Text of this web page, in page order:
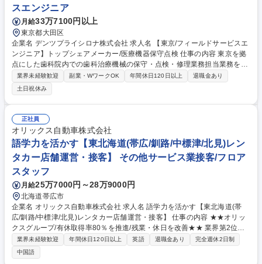
スエンジニア
月給33万7100円以上
東京都大田区
企業名 デンツプライシロナ株式会社 求人名 【東京/フィールドサービスエ
ンジニア】トップシェアメーカー/医療機器保守点検 仕事の内容 東京を拠
点にした歯科院内での歯科治療機械の保守・点検・修理業務担当業務をご
担当いただきます。エリアとしては東京を中心とした関東地域全域のお客
様をお任せいたします。 【具体的な業務内容】 ■フィールドサポート業
務、装置の点検、修理対応 ■お客様への説明、見積提示、価格交渉 ・取扱
製品：当社取り扱い歯科用機器（CAD/CAM/CT装置他） 上記製品以外、
院内LAN機器類・システムのネットワークにある他社製品との接続 ※備考
へ続く 募集職種 【東京/フィールドサービスエンジニア】トップシェアメ
ーカー/医療機器保守点検
業界未経験歓迎 副業・WワークOK 年間休日120日以上
退職金あり
土日祝休み
正社員
オリックス自動車株式会社
語学力を活かす【東北海道(帯広/釧路/中標津/北見)レン
タカー店舗運営・接客】 その他サービス業接客/フロア
スタッフ
月給25万7000円～28万9000円
北海道帯広市
企業名 オリックス自動車株式会社 求人名 語学力を活かす【東北海道(帯
広/釧路/中標津/北見)レンタカー店舗運営・接客】 仕事の内容 ★★オリッ
クスグループ/有休取得率80％を推進/残業・休日を改善★★ 業界第2位の
保有台数を誇る当社の中核事業「オリックスレンタカー」の 北海道内の直
営レンタカー店舗運営を統括する店長候補を募集します。 【詳細】◆カウ
ンターでの接客（貸出・返却対応）◆保有車両の稼働管理 /他店舗との連
業界未経験歓迎 年間休日120日以上 英語 退職金あり
完全週休2日制
中国語